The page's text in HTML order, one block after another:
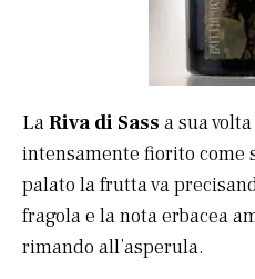
LaRiva di Sass a sua
intensamente fiorito come
palato la frutta va
fragola e la nota erbacea
rimando all’asperula.